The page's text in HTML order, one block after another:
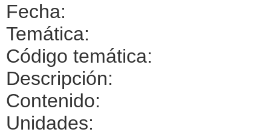
Fecha:
Temática:
Código temática:
Descripción:
Contenido:
Unidades: